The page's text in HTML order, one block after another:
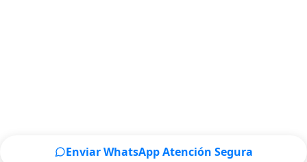
Enviar WhatsApp Atención Segura